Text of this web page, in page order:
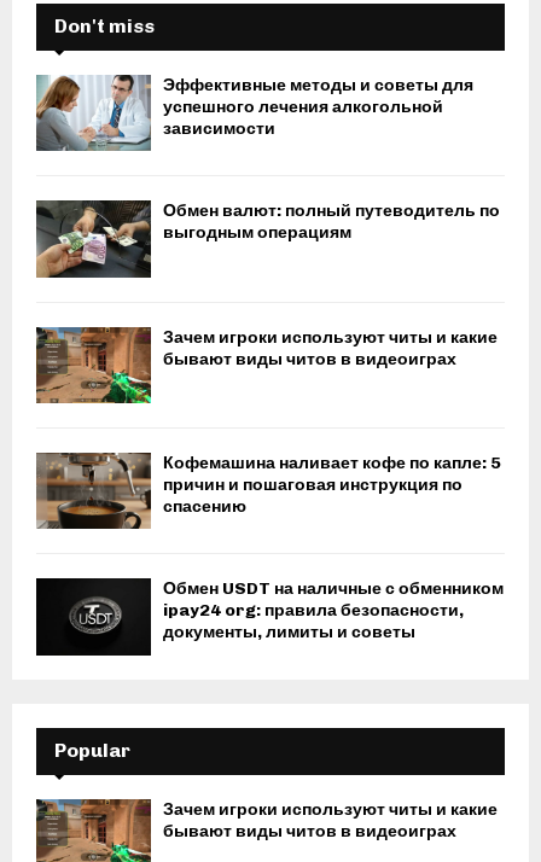
Don't miss
Эффективные методы и советы для
успешного лечения алкогольной
зависимости
Обмен валют: полный путеводитель по
выгодным операциям
Зачем игроки используют читы и какие
бывают виды читов в видеоиграх
Кофемашина наливает кофе по капле: 5
причин и пошаговая инструкция по
спасению
Обмен USDT на наличные с обменником
ipay24 org: правила безопасности,
документы, лимиты и советы
Popular
Зачем игроки используют читы и какие
бывают виды читов в видеоиграх